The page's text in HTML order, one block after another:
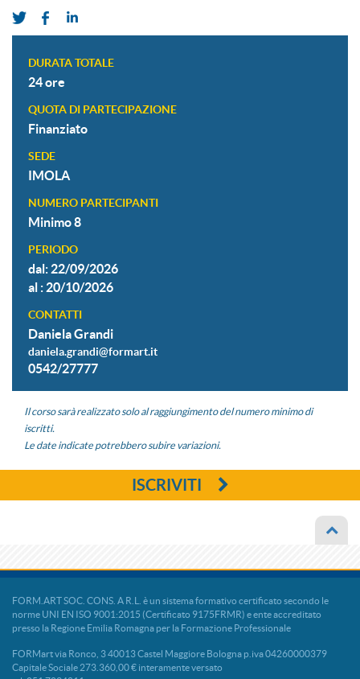
DURATA TOTALE
24 ore
QUOTA DI PARTECIPAZIONE
Finanziato
SEDE
IMOLA
NUMERO PARTECIPANTI
Minimo 8
PERIODO
dal: 22/09/2026
al : 20/10/2026
CONTATTI
Daniela Grandi
daniela.grandi@formart.it
0542/27777
Il corso sarà realizzato solo al raggiungimento del numero minimo di
iscritti.
Le date indicate potrebbero subire variazioni.
ISCRIVITI
FORM.ART SOC. CONS. A R.L. è un sistema formativo certificato secondo le
norme UNI EN ISO 9001:2015 (Certificato 9175FRMR) e ente accreditato
presso la Regione Emilia Romagna per la Formazione Professionale
FORMart via Ronco, 3 40013 Castel Maggiore Bologna p.iva 04260000379
Capitale Sociale 273.360,00 € interamente versato